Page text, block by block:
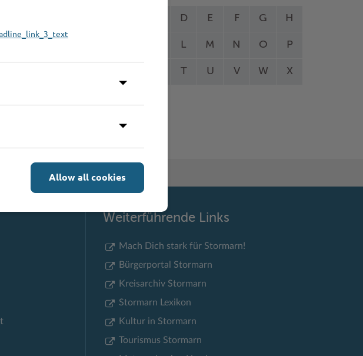
D E F G H
L M N O P
T U V W X
Weiterführende Links
Mach Dich stark für Stormarn!
Bürgerportal Stormarn
Kreisarchiv Stormarn
Stormarn Lexikon
Kultur in Stormarn
Tourismus Stormarn
Allow all cookies